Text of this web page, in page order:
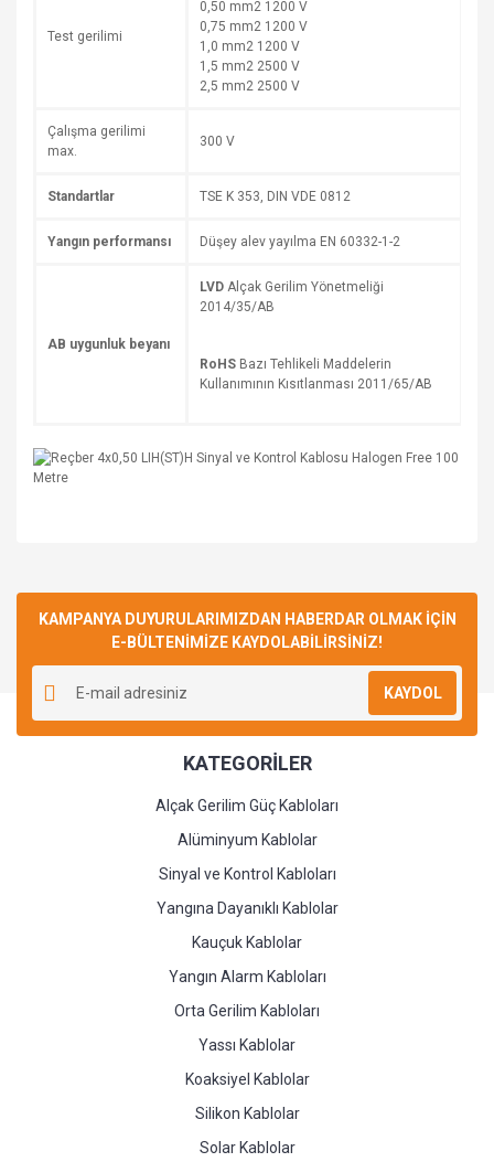
Test gerilimi
0,50 mm2 1200 V
0,75 mm2 1200 V
1,0 mm2 1200 V
1,5 mm2 2500 V
2,5 mm2 2500 V
Çalışma gerilimi
max.
300 V
Standartlar TSE K 353, DIN VDE 0812
Yangın performansı Düşey alev yayılma EN 60332-1-2
AB uygunluk beyanı
LVD Alçak Gerilim Yönetmeliği
2014/35/AB
RoHS Bazı Tehlikeli Maddelerin
Kullanımının Kısıtlanması 2011/65/AB
KAMPANYA DUYURULARIMIZDAN HABERDAR OLMAK İÇİN
E-BÜLTENİMİZE KAYDOLABİLİRSİNİZ!
KAYDOL
KATEGORİLER
Alçak Gerilim Güç Kabloları
Alüminyum Kablolar
Sinyal ve Kontrol Kabloları
Yangına Dayanıklı Kablolar
Kauçuk Kablolar
Yangın Alarm Kabloları
Orta Gerilim Kabloları
Yassı Kablolar
Koaksiyel Kablolar
Silikon Kablolar
Solar Kablolar